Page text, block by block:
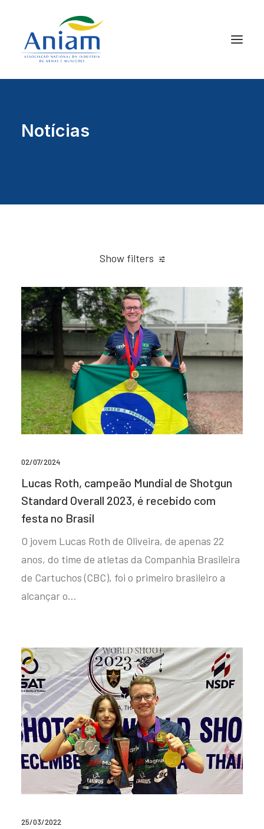
Notícias
Show filters
02/07/2024
Lucas Roth, campeão Mundial de Shotgun
Standard Overall 2023, é recebido com
festa no Brasil
O jovem Lucas Roth de Oliveira, de apenas 22
anos, do time de atletas da Companhia Brasileira
de Cartuchos (CBC), foi o primeiro brasileiro a
alcançar o…
25/03/2022